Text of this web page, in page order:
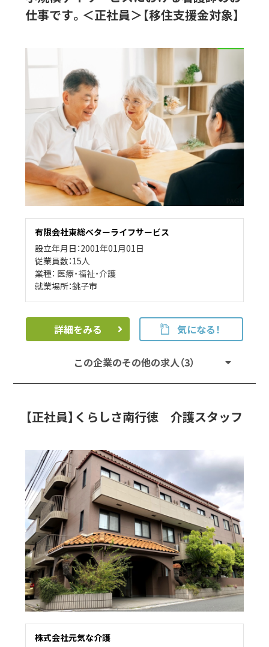
仕事です。＜正社員＞【移住支援金対象】
有限会社東総ベターライフサービス
設立年月日：2001年01月01日
従業員数：15人
業種： 医療・福祉・介護
就業場所：銚子市
詳細をみる 気になる！
この企業のその他の求人（3）
【正社員】くらしさ南行徳 介護スタッフ
株式会社元気な介護